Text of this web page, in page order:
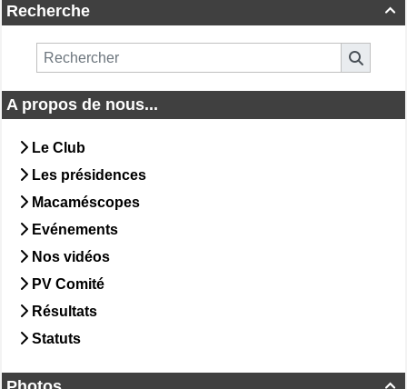

Recherche
A propos de nous...
Le Club
Les présidences
Macaméscopes
Evénements
Nos vidéos
PV Comité
Résultats
Statuts
